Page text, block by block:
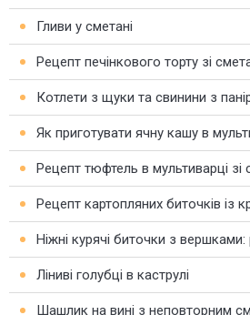
Гливи у сметані
Рецепт печінкового торту зі
Котлети з щуки та свинини з
Як приготувати ячну кашу в
Рецепт тюфтель в мультиварці
Рецепт картопляних биточків із
Ніжні курячі биточки з
Ліниві голубці в каструлі
Шашлик на вині з неповторним